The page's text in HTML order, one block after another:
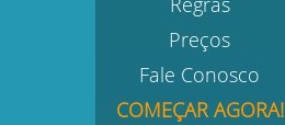
Preços
Fale Conosco
COMEÇAR AGORA!